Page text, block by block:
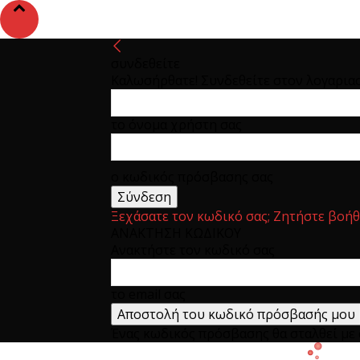
Ξεχάσατε τον κωδικό σας; Ζητήστε